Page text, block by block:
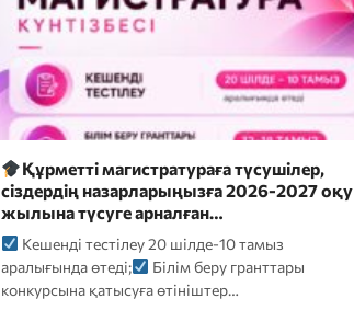
2026 жылғы 26 шілдеде докторантураға
түсуші үміткерлер үшін электронды
форматтағы…
2026 жылғы 26 шілдеде докторантураға түсуші
үміткерлер үшін электронды форматтағы
ҚАЗТЕСТ сертификаттық тестілеуі келесі…